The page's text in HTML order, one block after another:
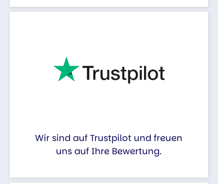
Wir sind auf Trustpilot und freuen
uns auf Ihre Bewertung.